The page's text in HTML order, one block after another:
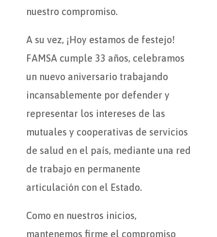
nuestro compromiso.
A su vez, ¡Hoy estamos de festejo!
FAMSA cumple 33 años, celebramos
un nuevo aniversario trabajando
incansablemente por defender y
representar los intereses de las
mutuales y cooperativas de servicios
de salud en el país, mediante una red
de trabajo en permanente
articulación con el Estado.
Como en nuestros inicios,
mantenemos firme el compromiso